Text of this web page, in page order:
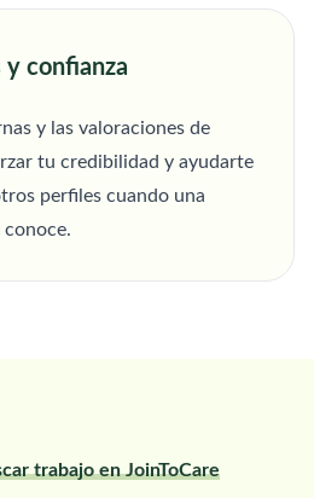
y confianza
y las valoraciones de
tu credibilidad y ayudarte
perfiles cuando una
trabajo en JoinToCare